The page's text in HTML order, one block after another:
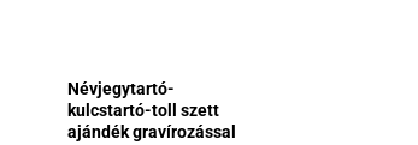
Névjegytartó-
kulcstartó-toll szett
ajándék gravírozással